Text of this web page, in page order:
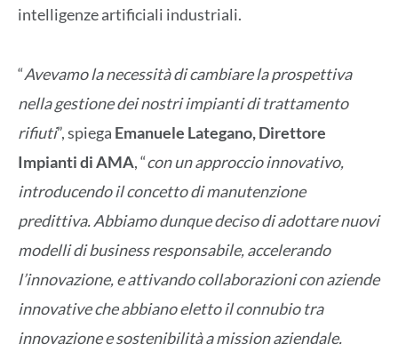
intelligenze artificiali industriali.
“Avevamo la necessità di cambiare la prospettiva
nella gestione dei nostri impianti di trattamento
rifiuti”, spiega Emanuele Lategano, Direttore
Impianti di AMA, “con un approccio innovativo,
introducendo il concetto di manutenzione
predittiva. Abbiamo dunque deciso di adottare nuovi
modelli di business responsabile, accelerando
l’innovazione, e attivando collaborazioni con aziende
innovative che abbiano eletto il connubio tra
innovazione e sostenibilità a mission aziendale.